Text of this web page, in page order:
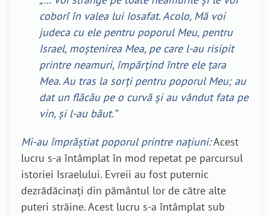
coborî în valea lui Iosafat. Acolo, Mă voi
judeca cu ele pentru poporul Meu, pentru
Israel, moștenirea Mea, pe care l-au risipit
printre neamuri, împărțind între ele țara
Mea. Au tras la sorți pentru poporul Meu; au
dat un flăcău pe o curvă și au vândut fata pe
vin, și l-au băut.”
Mi-au împrăștiat poporul printre națiuni:Acest
lucru s-a întâmplat în mod repetat pe parcursul
istoriei Israelului. Evreii au fost puternic
dezrădăcinați din pământul lor de către alte
puteri străine. Acest lucru s-a întâmplat sub